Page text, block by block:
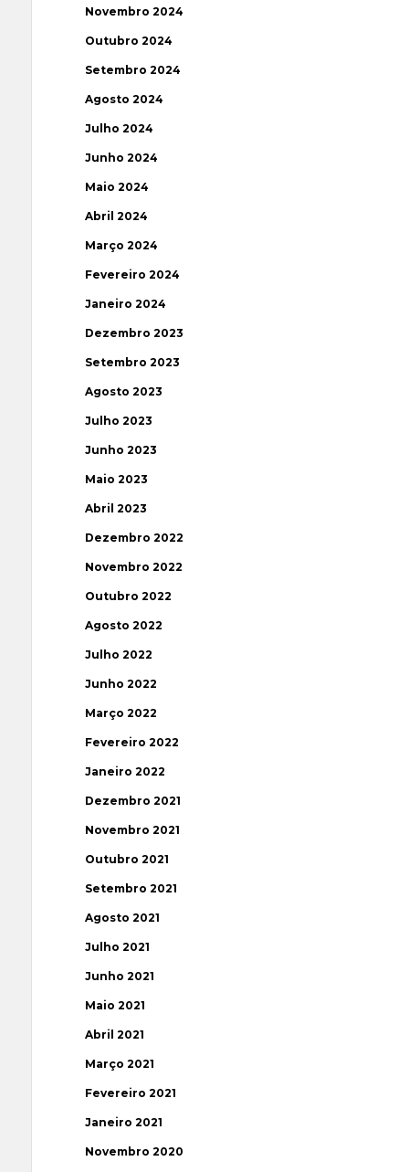
Novembro 2024
Outubro 2024
Setembro 2024
Agosto 2024
Julho 2024
Junho 2024
Maio 2024
Abril 2024
Março 2024
Fevereiro 2024
Janeiro 2024
Dezembro 2023
Setembro 2023
Agosto 2023
Julho 2023
Junho 2023
Maio 2023
Abril 2023
Dezembro 2022
Novembro 2022
Outubro 2022
Agosto 2022
Julho 2022
Junho 2022
Março 2022
Fevereiro 2022
Janeiro 2022
Dezembro 2021
Novembro 2021
Outubro 2021
Setembro 2021
Agosto 2021
Julho 2021
Junho 2021
Maio 2021
Abril 2021
Março 2021
Fevereiro 2021
Janeiro 2021
Novembro 2020